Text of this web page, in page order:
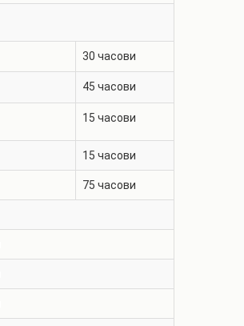
30 часови
45 часови
15 часови
15 часови
75 часови